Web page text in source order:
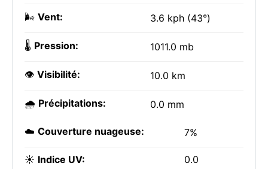
🌬️ Vent: 3.6 kph (43°)
🌡️ Pression: 1011.0 mb
👁️ Visibilité: 10.0 km
🌧️ Précipitations: 0.0 mm
☁️ Couverture nuageuse: 7%
☀️ Indice UV: 0.0